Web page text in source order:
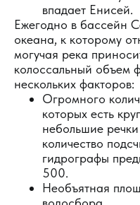
впадает Енисей.
Ежегодно в бассейн
океана, к которому
могучая река
колоссальный объем
нескольких факторов:
Огромного
которых есть
небольшие
количество
гидрографы
500.
Необъятная